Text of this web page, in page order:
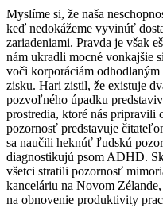
Myslíme si, že naša
keď nedokážeme vyvinúť
zariadeniami. Pravda je však
nám ukradli mocné vonkajšie
voči korporáciám
zisku. Hari zistil, že existuje
pozvoľného úpadku
prostredia, ktoré nás pripravili
pozornosť predstavuje
sa naučili heknúť ľudskú
diagnostikujú psom ADHD.
všetci stratili pozornosť
kanceláriu na Novom
na obnovenie produktivity